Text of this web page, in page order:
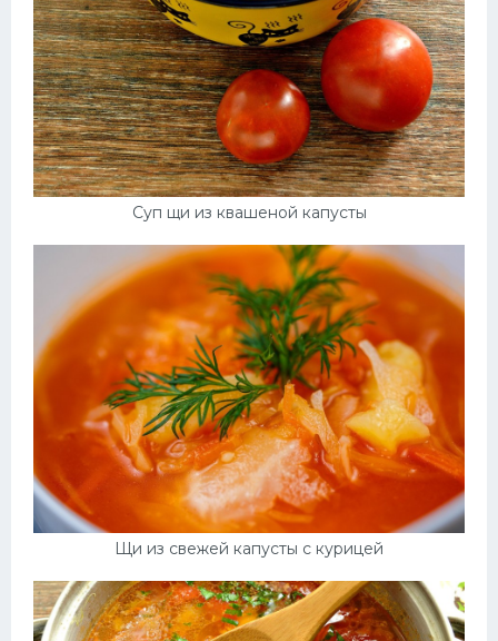
Суп щи из квашеной капусты
Щи из свежей капусты с курицей